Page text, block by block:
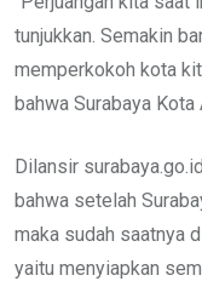
tunjukkan. Semakin
memperkokoh kota
bahwa Surabaya Kota
Dilansir
bahwa setelah
maka sudah saatnya
yaitu menyiapkan